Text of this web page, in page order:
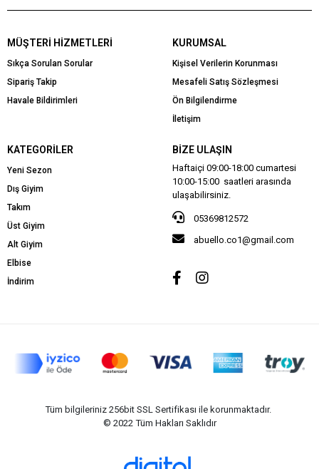
MÜŞTERI HIZMETLERI
Sıkça Sorulan Sorular
Sipariş Takip
Havale Bildirimleri
KURUMSAL
Kişisel Verilerin Korunması
Mesafeli Satış Sözleşmesi
Ön Bilgilendirme
İletişim
KATEGORILER
Yeni Sezon
Dış Giyim
Takım
Üst Giyim
Alt Giyim
Elbise
İndirim
BIZE ULAŞIN
Haftaiçi 09:00-18:00 cumartesi
10:00-15:00 saatleri arasında
ulaşabilirsiniz.
05369812572
abuello.co1@gmail.com
Tüm bilgileriniz 256bit SSL Sertifikası ile korunmaktadır.
© 2022 Tüm Hakları Saklıdır